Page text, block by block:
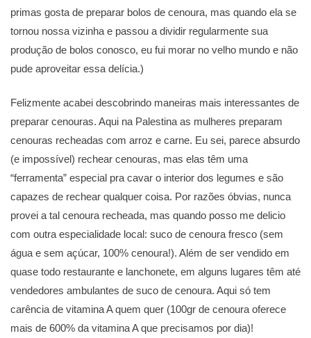
primas gosta de preparar bolos de cenoura, mas quando ela se
tornou nossa vizinha e passou a dividir regularmente sua
produção de bolos conosco, eu fui morar no velho mundo e não
pude aproveitar essa delícia.)
Felizmente acabei descobrindo maneiras mais interessantes de
preparar cenouras. Aqui na Palestina as mulheres preparam
cenouras recheadas com arroz e carne. Eu sei, parece absurdo
(e impossível) rechear cenouras, mas elas têm uma
“ferramenta” especial pra cavar o interior dos legumes e são
capazes de rechear qualquer coisa. Por razões óbvias, nunca
provei a tal cenoura recheada, mas quando posso me delicio
com outra especialidade local: suco de cenoura fresco (sem
água e sem açúcar, 100% cenoura!). Além de ser vendido em
quase todo restaurante e lanchonete, em alguns lugares têm até
vendedores ambulantes de suco de cenoura. Aqui só tem
carência de vitamina A quem quer (100gr de cenoura oferece
mais de 600% da vitamina A que precisamos por dia)!